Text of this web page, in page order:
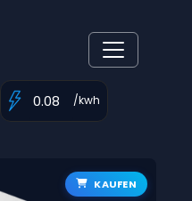
/kwh
KAUFEN